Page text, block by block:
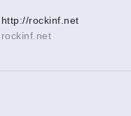
http://rockinf.net
rockinf.net